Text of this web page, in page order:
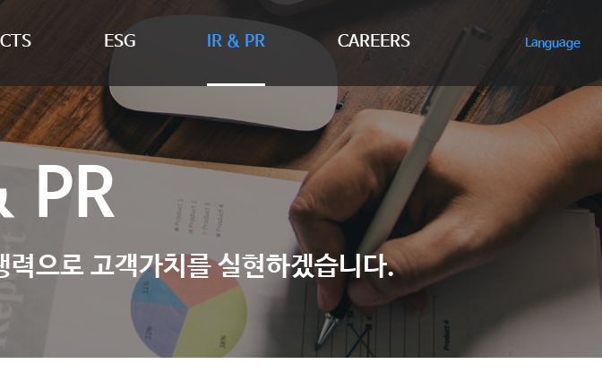
ESG IR & PR CAREERS Language
PR
으로 고객가치를 실현하겠습니다.